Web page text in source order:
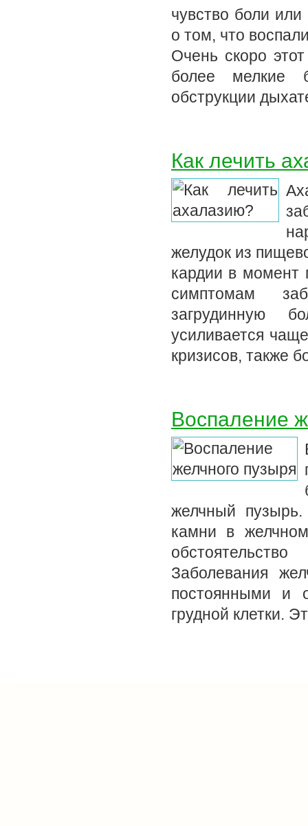
чувство боли или
о том, что
Очень скоро
более мелкие
обструкции
Как лечить
желудок из
кардии в момент
симптомам
загрудинную
усиливается
кризисов, также
Воспаление
желчный
камни в
Заболевания
постоянными и
грудной клетки.